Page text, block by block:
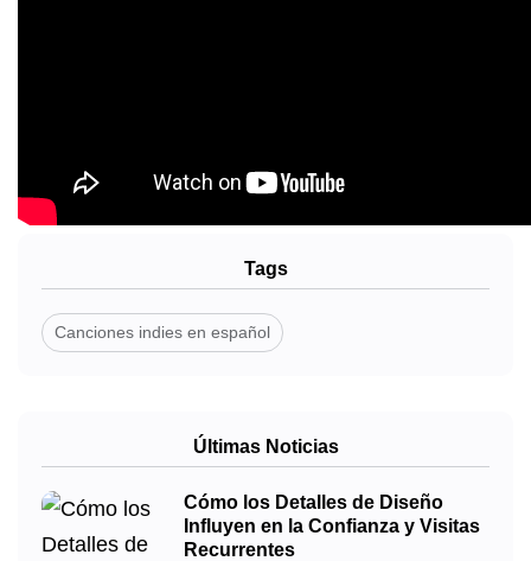
Tags
Canciones indies en español
Últimas Noticias
Cómo los Detalles de Diseño
Influyen en la Confianza y Visitas
Recurrentes